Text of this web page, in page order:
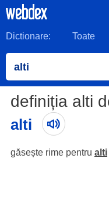
Dictionare: Toate
definiția alti
alti
găsește rime pentru alti